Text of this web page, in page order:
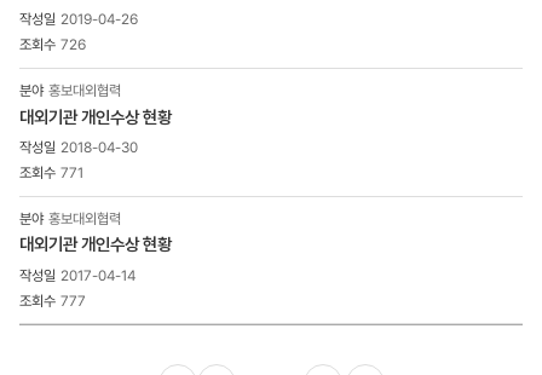
2019-04-26
726
홍보대외협력
대외기관 개인수상 현황
2018-04-30
771
홍보대외협력
대외기관 개인수상 현황
2017-04-14
777